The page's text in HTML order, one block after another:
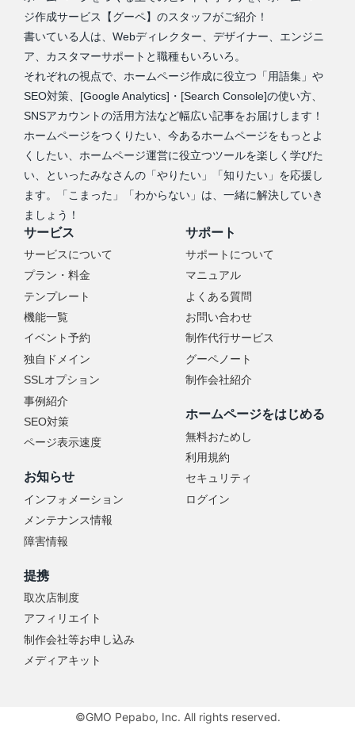
ジ作成サービス【グーペ】のスタッフがご紹介！
書いている人は、Webディレクター、デザイナー、エンジニ
ア、カスタマーサポートと職種もいろいろ。
それぞれの視点で、ホームページ作成に役立つ「用語集」や
SEO対策、[Google Analytics]・[Search Console]の使い方、
SNSアカウントの活用方法など幅広い記事をお届けします！
ホームページをつくりたい、今あるホームページをもっとよ
くしたい、ホームページ運営に役立つツールを楽しく学びた
い、といったみなさんの「やりたい」「知りたい」を応援し
ます。「こまった」「わからない」は、一緒に解決していき
ましょう！
サービス
サービスについて
プラン・料金
テンプレート
機能一覧
イベント予約
独自ドメイン
SSLオプション
事例紹介
SEO対策
ページ表示速度
サポート
サポートについて
マニュアル
よくある質問
お問い合わせ
制作代行サービス
グーペノート
制作会社紹介
お知らせ
インフォメーション
メンテナンス情報
障害情報
提携
取次店制度
アフィリエイト
制作会社等お申し込み
メディアキット
ホームページをはじめる
無料おためし
利用規約
セキュリティ
ログイン
©GMO Pepabo, Inc. All rights reserved.